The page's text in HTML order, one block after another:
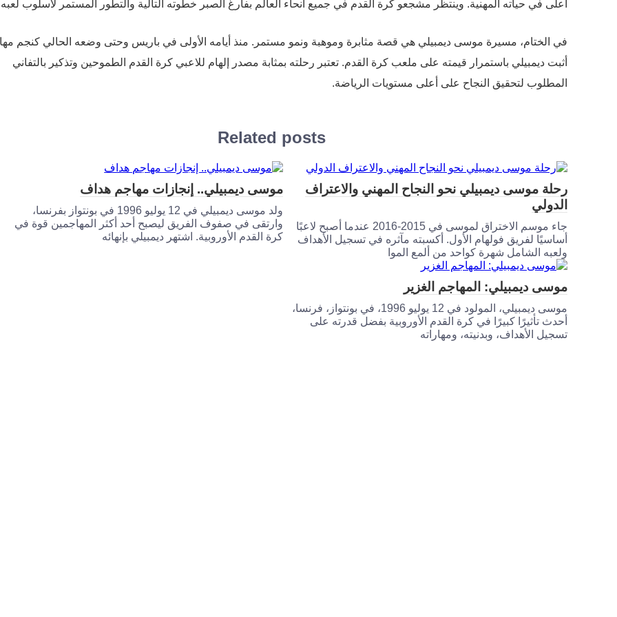
أعلى في حياته المهنية. وينتظر مشجعو كرة القدم في جميع أنحاء العالم بفارغ الصبر خطوته التالية والتطور المستمر لأسلوب
في الختام، مسيرة موسى ديمبيلي هي قصة مثابرة وموهبة ونمو مستمر. منذ أيامه الأولى في باريس وحتى وضعه الحالي كنجم
أثبت ديمبيلي باستمرار قيمته على ملعب كرة القدم. تعتبر رحلته بمثابة مصدر إلهام للاعبي كرة القدم الطموحين وتذكير بالتفاني
المطلوب لتحقيق النجاح على أعلى مستويات الرياضة.
Related posts
رحلة موسى ديمبيلي نحو النجاح المهني والاعتراف
الدولي
جاء موسم الاختراق لموسى في 2015-2016 عندما أصبح لاعبًا
أساسيًا لفريق فولهام الأول. أكسبته مآثره في تسجيل الأهداف
ولعبه الشامل شهرة كواحد من ألمع الموا
موسى ديمبيلي.. إنجازات مهاجم هداف
ولد موسى ديمبيلي في 12 يوليو 1996 في بونتواز بفرنسا،
وارتقى في صفوف الفريق ليصبح أحد أكثر المهاجمين قوة في
كرة القدم الأوروبية. اشتهر ديمبيلي بإنهائه
موسى ديمبيلي: المهاجم الغزير
موسى ديمبيلي، المولود في 12 يوليو 1996، في بونتواز، فرنسا،
أحدث تأثيرًا كبيرًا في كرة القدم الأوروبية بفضل قدرته على
تسجيل الأهداف، وبدنيته، ومهاراته